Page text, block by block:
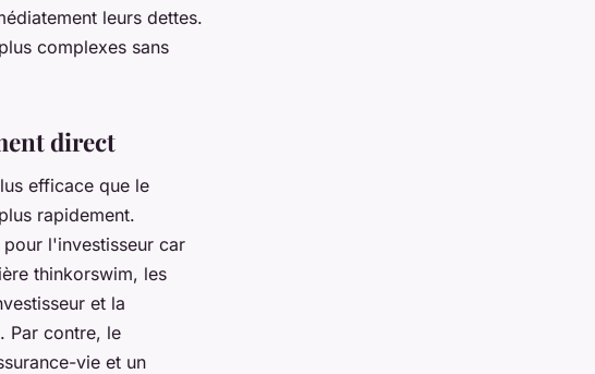
leurs dettes.
complexes sans
direct
efficace que le
rapidement.
l'investisseur car
thinkorswim, les
et la
Par contre, le
vie et un